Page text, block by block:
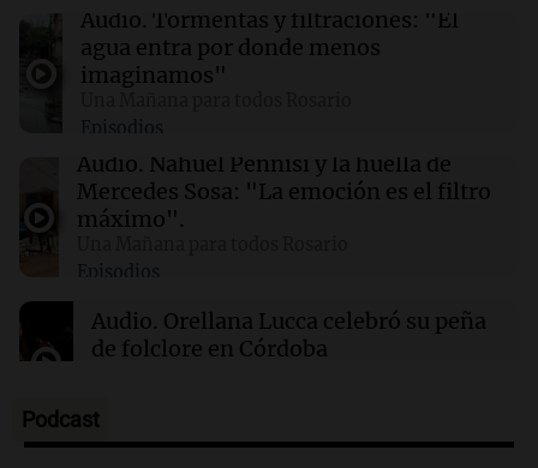
22:10 Deportes Rosario
Newell's visita este domingo a Defensa y
Justicia para volver al triunfo
22:03 Tecnología
El nuevo centro de datos de Amazon en Texas
podría ser el mayor contaminador climático
de EE.UU.
21:32 Ciencia
Científicos descubren diminutos remolinos de
plasma en la superficie del Sol
Audio. Tormentas y filtraciones: "El
agua entra por donde menos
imaginamos"
Episodios
Audio. Nahuel Pennisi y la huella de
Mercedes Sosa: "La emoción es el filtro
máximo".
Episodios
Audio. Orellana Lucca celebró su peña
de folclore en Córdoba
Audio.Trágico accidente en Mendoza:
Podcast